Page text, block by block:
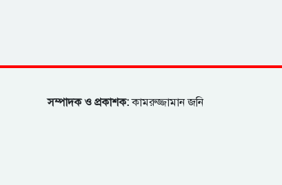
সম্পাদক ও প্রকাশক:কামরুজ্জামান জনি